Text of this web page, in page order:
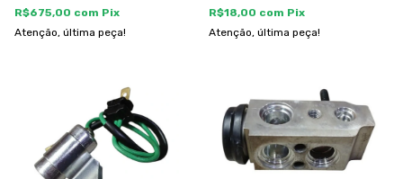
R$675,00 com Pix
Atenção, última peça!
R$18,00 com Pix
Atenção, última peça!